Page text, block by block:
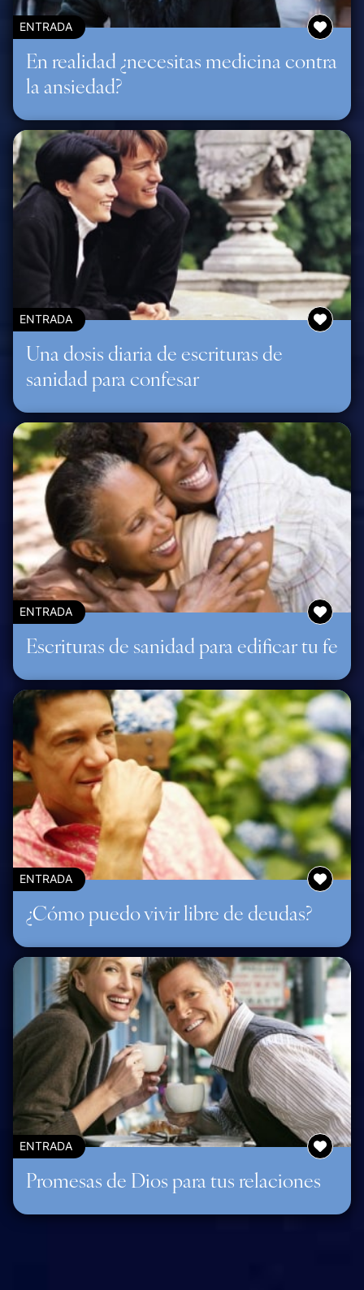
ENTRADA
En realidad ¿necesitas medicina contra
la ansiedad?
ENTRADA
Una dosis diaria de escrituras de
sanidad para confesar
ENTRADA
Escrituras de sanidad para edificar tu fe
ENTRADA
¿Cómo puedo vivir libre de deudas?
ENTRADA
Promesas de Dios para tus relaciones